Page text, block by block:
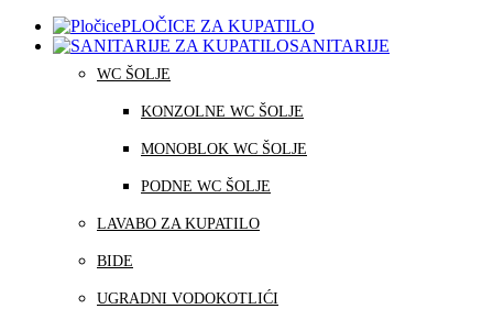
PLOČICE ZA KUPATILO
SANITARIJE
WC ŠOLJE
KONZOLNE WC ŠOLJE
MONOBLOK WC ŠOLJE
PODNE WC ŠOLJE
LAVABO ZA KUPATILO
BIDE
UGRADNI VODOKOTLIĆI